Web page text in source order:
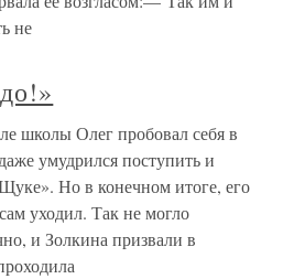
не
школы Олег пробовал себя в
умудрился поступить и
Но в конечном итоге, его
уходил. Так не могло
и Золкина призвали в